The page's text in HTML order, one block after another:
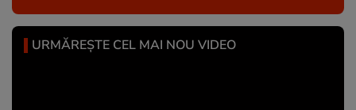
URMĂREȘTE CEL MAI NOU VIDEO